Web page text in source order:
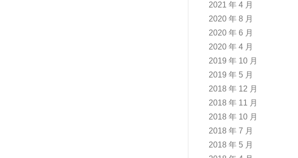
2021 年 4 月
2020 年 8 月
2020 年 6 月
2020 年 4 月
2019 年 10 月
2019 年 5 月
2018 年 12 月
2018 年 11 月
2018 年 10 月
2018 年 7 月
2018 年 5 月